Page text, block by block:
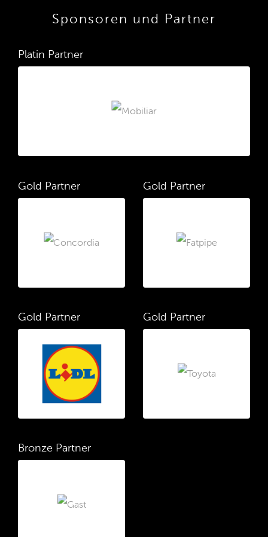
Sponsoren und Partner
Platin Partner
Gold Partner Gold Partner
Gold Partner Gold Partner
Bronze Partner